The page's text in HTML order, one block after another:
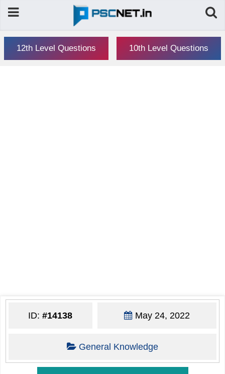
12th Level Questions 10th Level Questions
ID:#14138 May 24, 2022
General Knowledge